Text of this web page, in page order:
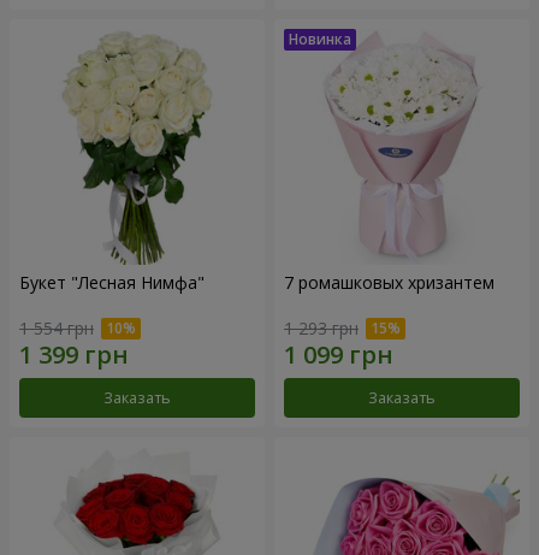
Букет "Лесная Нимфа"
1 554 грн
Заказать
7 ромашковых хризантем
1 293 грн
Заказать